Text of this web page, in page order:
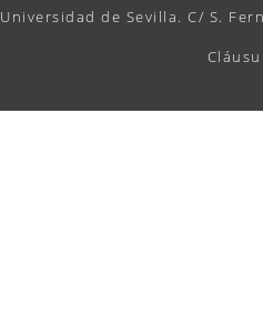
Universidad de Sevilla. C/ S.